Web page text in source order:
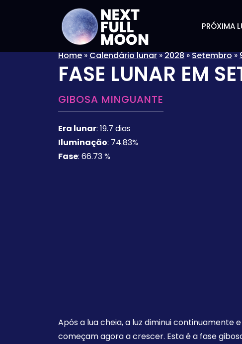
PRÓXIMA
Home»Calendário lunar»2028»Setembro»
FASE LUNAR EM
GIBOSA MINGUANTE
Era lunar: 19.7 dias
Iluminação: 74.83%
Fase: 66.73 %
Após a lua cheia, a luz diminui continuamente
começam agora a crescer. Esta é a fase